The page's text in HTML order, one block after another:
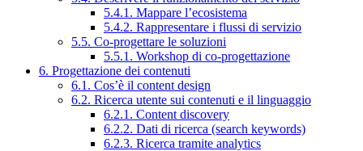
5.4.1. Mappare l’ecosistema
5.4.2. Rappresentare i flussi di servizio
5.5. Co-progettare le soluzioni
5.5.1. Workshop di co-progettazione
6. Progettazione dei contenuti
6.1. Cos’è il content design
6.2. Ricerca utente sui contenuti e il linguaggio
6.2.1. Content discovery
6.2.2. Dati di ricerca (search keywords)
6.2.3. Ricerca tramite analytics